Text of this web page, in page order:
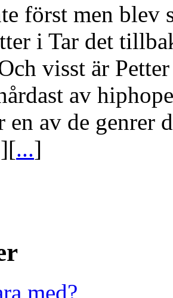
först men blev
i Tar det
visst är
av
en av de genrer
...]
med?